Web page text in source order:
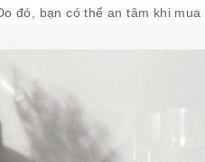
đó, bạn có thể an tâm khi mua